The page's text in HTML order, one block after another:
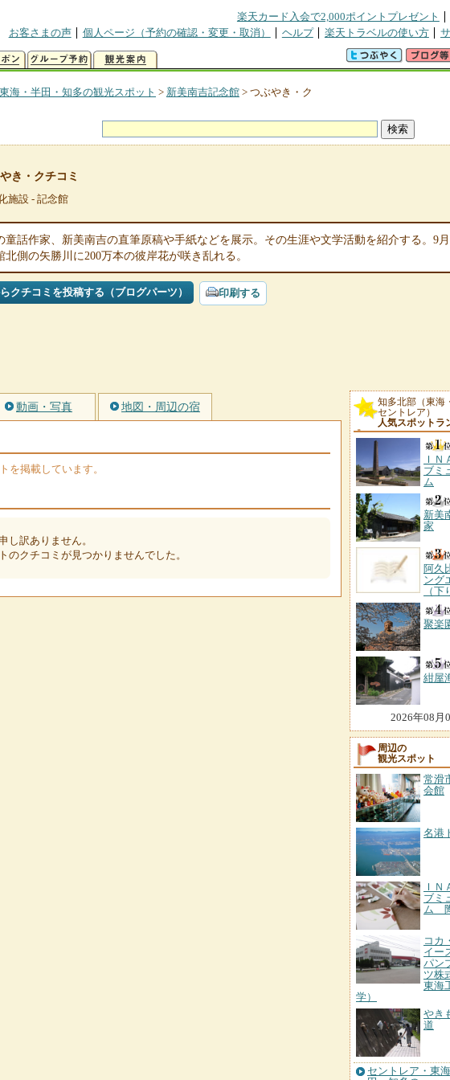
楽天カード入会で2,000ポイントプレゼント
お客さまの声
個人ページ（予約の確認・変更・取消） ヘルプ 楽天トラベルの使い方
海・半田・知多の観光スポット > 新美南吉記念館 > つぶやき・ク
き・クチコミ
施設 - 記念館
童話作家、新美南吉の直筆原稿や手紙などを展示。その生涯や文学活動を紹介する。9
北側の矢勝川に200万本の彼岸花が咲き乱れる。
クチコミを投稿する（ブログパーツ） 印刷する
動画・写真 地図・周辺の宿
を掲載しています。
し訳ありません。
のクチコミが見つかりませんでした。
知多北部（東海
セントレア）
人気スポットラ
ＩＮ
ブミ
ム
新美
家
阿久
ング
（下
聚楽
紺屋
2026年08月
周辺の
観光スポット
常滑
会館
名港
ＩＮ
ブミ
ム
コカ
イー
パン
ツ株
東海
学）
やき
道
セントレア・東